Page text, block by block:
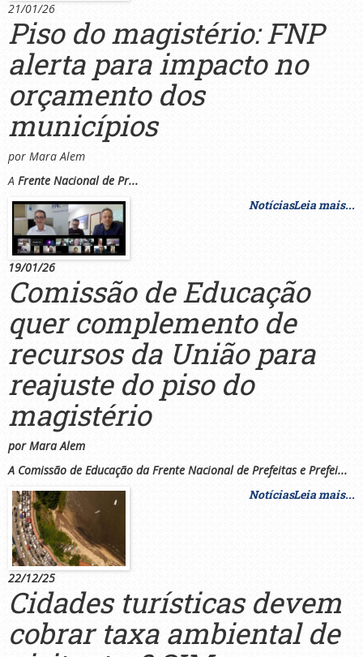
21/01/26
Piso do magistério: FNP
alerta para impacto no
orçamento dos
municípios
por Mara Alem
A Frente Nacional de Pr...
NotíciasLeia mais...
19/01/26
Comissão de Educação
quer complemento de
recursos da União para
reajuste do piso do
magistério
por Mara Alem
A Comissão de Educação da Frente Nacional de Prefeitas e Prefei...
NotíciasLeia mais...
22/12/25
Cidades turísticas devem
cobrar taxa ambiental de